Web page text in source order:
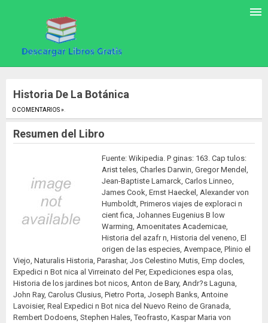
Historia De La Botánica
0 COMENTARIOS ».
Resumen del Libro
Fuente: Wikipedia. P ginas: 163. Cap tulos:
Arist teles, Charles Darwin, Gregor Mendel,
Jean-Baptiste Lamarck, Carlos Linneo,
James Cook, Ernst Haeckel, Alexander von
Humboldt, Primeros viajes de exploraci n
cient fica, Johannes Eugenius B low
Warming, Amoenitates Academicae,
Historia del azafr n, Historia del veneno, El
origen de las especies, Avempace, Plinio el
Viejo, Naturalis Historia, Parashar, Jos Celestino Mutis, Emp docles,
Expedici n Bot nica al Virreinato del Per, Expediciones espa olas,
Historia de los jardines bot nicos, Anton de Bary, Andr?s Laguna,
John Ray, Carolus Clusius, Pietro Porta, Joseph Banks, Antoine
Lavoisier, Real Expedici n Bot nica del Nuevo Reino de Granada,
Rembert Dodoens, Stephen Hales, Teofrasto, Kaspar Maria von